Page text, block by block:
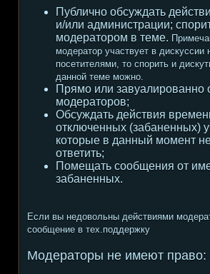
Публично обсуждать
и/или администрации;
модератором в теме.
модератор участвует в дискуссии
посетителями, то спорить и
данной теме можно.
Прямо или завуалированно
модераторов;
Обсуждать действия
отключенных (забаненных)
которые в данный момент
ответить;
Помещать сообщения от
забаненных.
Если вы недовольны действиями
сообщение в тех.поддержку
Модераторы не имеют право: